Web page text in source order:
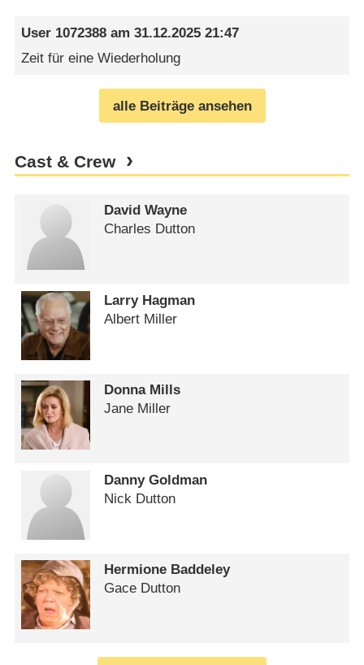
User 1072388 am31.12.2025 21:47
Zeit für eine Wiederholung
alle Beiträge ansehen
Cast & Crew
David Wayne
Charles Dutton
Larry Hagman
Albert Miller
Donna Mills
Jane Miller
Danny Goldman
Nick Dutton
Hermione Baddeley
Gace Dutton